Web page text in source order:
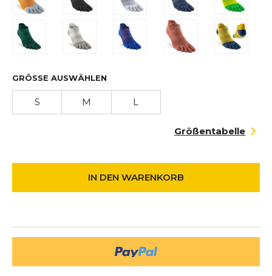
GRÖSSE AUSWÄHLEN
S M L
Größentabelle
IN DEN WARENKORB